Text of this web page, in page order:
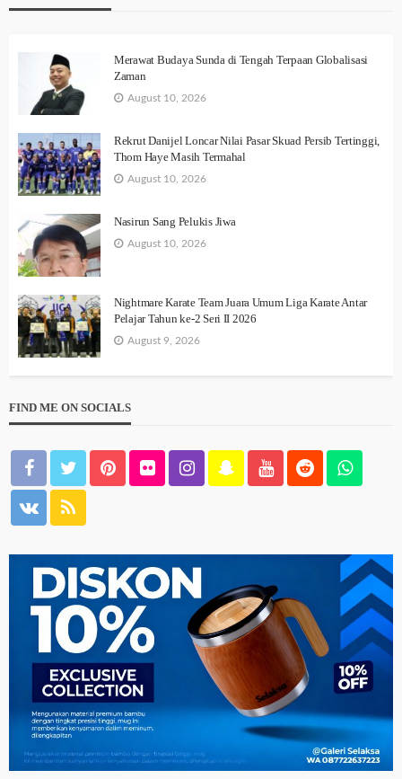
Merawat Budaya Sunda di Tengah Terpaan Globalisasi
Zaman
August 10, 2026
Rekrut Danijel Loncar Nilai Pasar Skuad Persib Tertinggi,
Thom Haye Masih Termahal
August 10, 2026
Nasirun Sang Pelukis Jiwa
August 10, 2026
Nightmare Karate Team Juara Umum Liga Karate Antar
Pelajar Tahun ke-2 Seri II 2026
August 9, 2026
FIND ME ON SOCIALS